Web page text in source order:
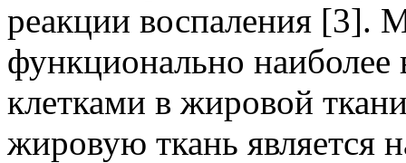
реакции воспаления [3].
функционально
клетками в жировой
жировую ткань является